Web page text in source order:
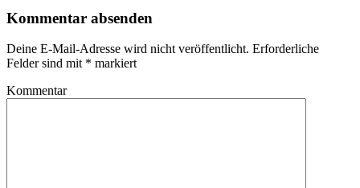
Kommentar absenden
Deine E-Mail-Adresse wird nicht veröffentlicht. Erforderliche
Felder sind mit * markiert
Kommentar